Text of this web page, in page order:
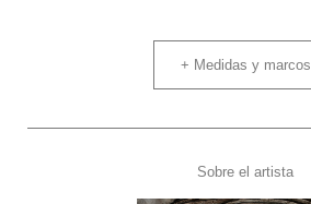
+ Medidas y marcos
Sobre el artista